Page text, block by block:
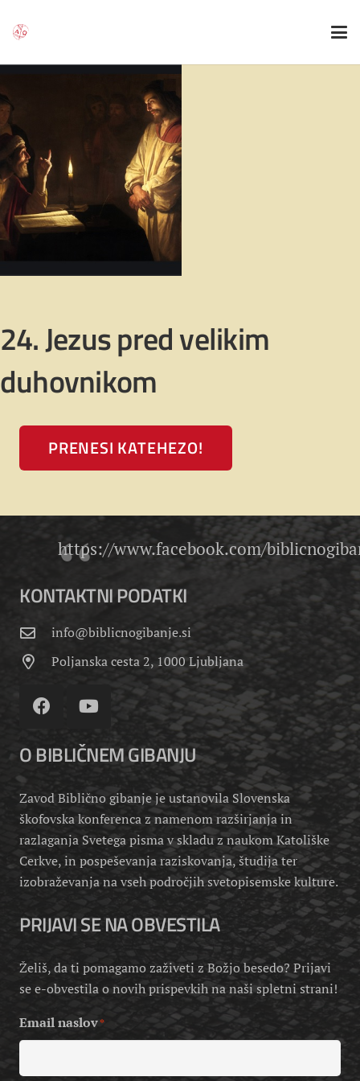
24. Jezus pred velikim
duhovnikom
PRENESI KATEHEZO!
https://www.facebook.com/
KONTAKTNI PODATKI
info@biblicnogibanje.si
Poljanska cesta 2, 1000 Ljubljana
O BIBLIČNEM GIBANJU
Zavod Biblično gibanje je ustanovila Slovenska
škofovska konferenca z namenom razširjanja in
razlaganja Svetega pisma v skladu z naukom Katoliške
Cerkve, in pospeševanja raziskovanja, študija ter
izobraževanja na vseh področjih svetopisemske kulture.
PRIJAVI SE NA OBVESTILA
Želiš, da ti pomagamo zaživeti z Božjo besedo? Prijavi
se e-obvestila o novih prispevkih na naši spletni strani!
Email naslov*